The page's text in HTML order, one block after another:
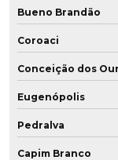
Bueno Brandão
Coroaci
Conceição dos
Eugenópolis
Pedralva
Capim Branco